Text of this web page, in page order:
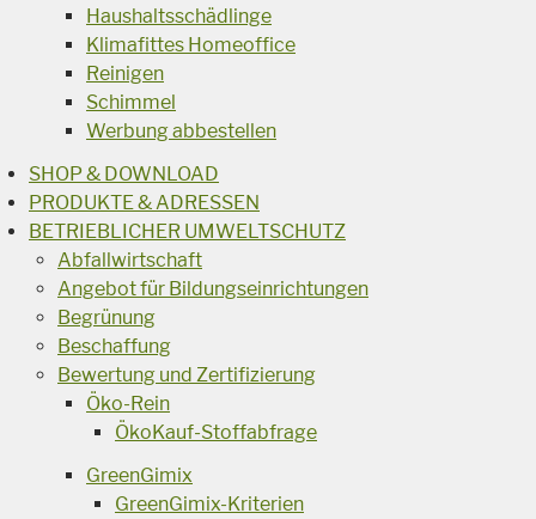
Haushaltsschädlinge
Klimafittes Homeoffice
Reinigen
Schimmel
Werbung abbestellen
SHOP & DOWNLOAD
PRODUKTE & ADRESSEN
BETRIEBLICHER UMWELTSCHUTZ
Abfallwirtschaft
Angebot für Bildungseinrichtungen
Begrünung
Beschaffung
Bewertung und Zertifizierung
Öko-Rein
ÖkoKauf-Stoffabfrage
GreenGimix
GreenGimix-Kriterien